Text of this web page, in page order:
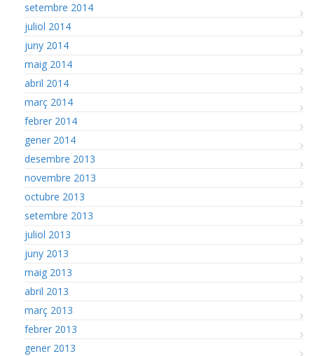
setembre 2014
juliol 2014
juny 2014
maig 2014
abril 2014
març 2014
febrer 2014
gener 2014
desembre 2013
novembre 2013
octubre 2013
setembre 2013
juliol 2013
juny 2013
maig 2013
abril 2013
març 2013
febrer 2013
gener 2013